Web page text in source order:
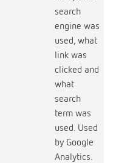
search
engine was
used, what
link was
clicked and
what
search
term was
used. Used
by Google
Analytics.